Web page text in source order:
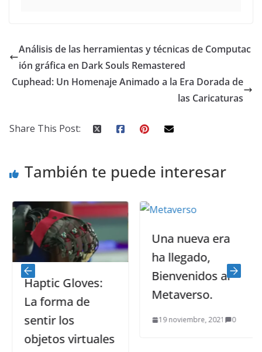
Análisis de las herramientas y técnicas de Computac
ión gráfica en Dark Souls Remastered
Cuphead: Un Homenaje Animado a la Era Dorada de
las Caricaturas
Share This Post:
También te puede interesar
Haptic Gloves:
La forma de
sentir los
objetos virtuales
Una nueva era
ha llegado,
Bienvenidos al
Metaverso.
19 noviembre, 2021 0